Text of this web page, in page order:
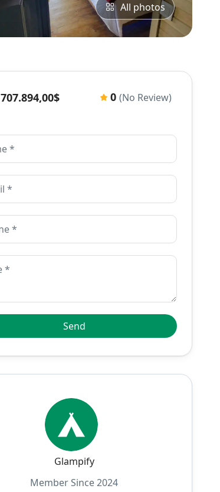
All photos
707.894,00$ 0 (No Review)
Glampify
Member Since 2024